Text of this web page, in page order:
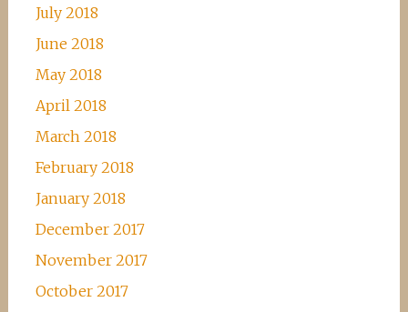
July 2018
June 2018
May 2018
April 2018
March 2018
February 2018
January 2018
December 2017
November 2017
October 2017